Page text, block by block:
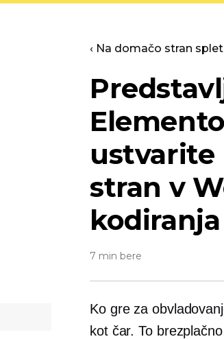
‹ Na domačo stran
ustvarite
stran v
kodiranja
7 min bere
Ko gre za
kot čar. To brezplačno